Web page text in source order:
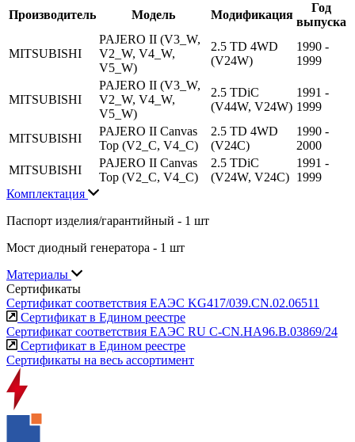
Производитель
Модель Модификация
Год
выпуска
MITSUBISHI
PAJERO II (V3_W,
V2_W, V4_W,
V5_W)
2.5 TD 4WD
(V24W)
1990 -
1999
MITSUBISHI
PAJERO II (V3_W,
V2_W, V4_W,
V5_W)
2.5 TDiC
(V44W, V24W)
1991 -
1999
MITSUBISHI
PAJERO II Canvas
Top (V2_C, V4_C)
2.5 TD 4WD
(V24C)
1990 -
2000
MITSUBISHI
PAJERO II Canvas
Top (V2_C, V4_C)
2.5 TDiC
(V24W, V24C)
1991 -
1999
Комплектация
Паспорт изделия/гарантийный - 1 шт
Мост диодный генератора - 1 шт
Материалы
Сертификаты
Сертификат соответствия ЕАЭС KG417/039.CN.02.06511
Сертификат в Едином реестре
Сертификат соответствия ЕАЭС RU С-CN.НА96.В.03869/24
Сертификат в Едином реестре
Сертификаты на весь ассортимент